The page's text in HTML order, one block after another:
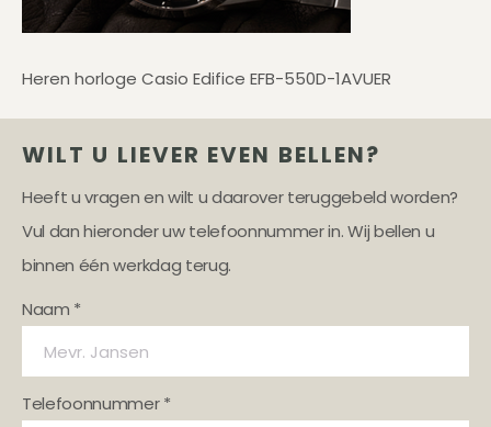
Heren horloge Casio Edifice EFB-550D-1AVUER
WILT U LIEVER EVEN BELLEN?
Heeft u vragen en wilt u daarover teruggebeld worden?
Vul dan hieronder uw telefoonnummer in. Wij bellen u
binnen één werkdag terug.
Naam *
Telefoonnummer *